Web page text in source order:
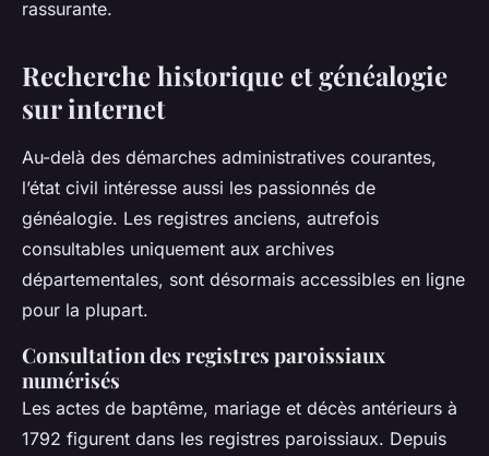
rassurante.
Recherche historique et généalogie
sur internet
Au-delà des démarches administratives courantes,
l’état civil intéresse aussi les passionnés de
généalogie. Les registres anciens, autrefois
consultables uniquement aux archives
départementales, sont désormais accessibles en ligne
pour la plupart.
Consultation des registres paroissiaux
numérisés
Les actes de baptême, mariage et décès antérieurs à
1792 figurent dans les registres paroissiaux. Depuis